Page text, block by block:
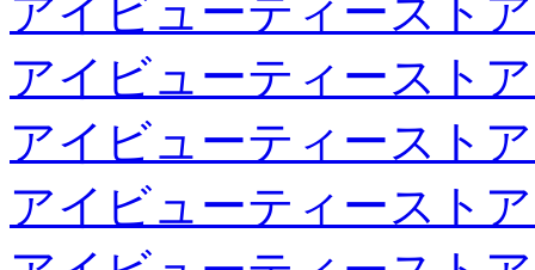
アイビューティースト
アイビューティースト
アイビューティースト
アイビューティースト